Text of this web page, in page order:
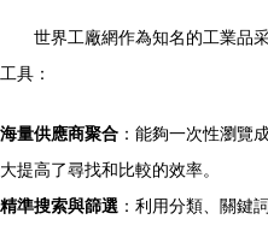
世界工廠網作為知名的工業品
工具：
海量供應商聚合 ：能夠一次性瀏覽
大提高了尋找和比較的效率。
精準搜索與篩選 ：利用分類、關鍵